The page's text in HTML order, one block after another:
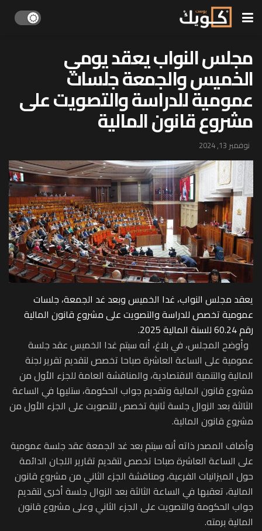
مجلس النواب يعقد يومي
الخميس والجمعة جلسات
عمومية للدراسة والتصويت على
مشروع قانون المالية
نوفمبر 13, 2024
يعقد مجلس النواب، غدا الخميس وبعد غد الجمعة، جلسات
عمومية تخصص للدراسة والتصويت على مشروع قانون المالية
رقم 60.24 للسنة المالية 2025.
وأوضح المجلس، في بلاغ، أنه سيتم غدا الخميس عقد جلسة
عمومية على الساعة العاشرة صباحا تخصص لتقديم تقرير لجنة
المالية والتنمية الاقتصادية، والمناقشة العامة للجزء الأول من
مشروع قانون المالية وتقديم جواب الحكومة، ستليها في الساعة
الثالثة بعد الزوال جلسة ثانية تخصص للتصويت على الجزء الأول من
مشروع قانون المالية.
وأضاف المصدر ذاته أنه سيتم بعد غد الجمعة عقد جلسة عمومية
على الساعة العاشرة صباحا تخصص لتقديم تقارير اللجان الدائمة
حول الميزانيات الفرعية، ومناقشة الجزء الثاني من مشروع قانون
المالية، تعقبها في الساعة الثالثة بعد الزوال جلسة أخرى لتقديم
جواب الحكومة والتصويت على الجزء الثاني وعلى مشروع قانون
المالية برمته.